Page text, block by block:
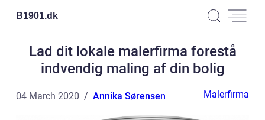
B1901.dk
Lad dit lokale malerfirma forestå
indvendig maling af din bolig
04 March 2020 Annika Sørensen Malerfirma